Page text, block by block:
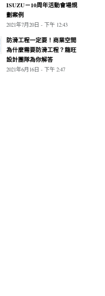
ISUZU－10周年活動會場規
劃案例
2021年7月20日 - 下午 12:43
防滑工程一定要！商業空間
為什麼需要防滑工程？龍旺
設計團隊為你解答
2021年6月16日 - 下午 2:47